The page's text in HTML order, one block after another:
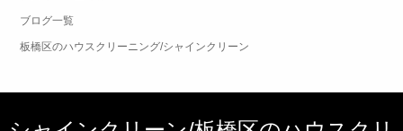
ブログ一覧
板橋区のハウスクリーニング/シャインクリーン